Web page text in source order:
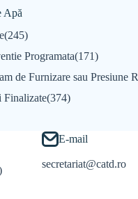
Apă
(245)
Programata(171)
Finalizate(374)
de Furnizare sau Presiune
E-mail
secretariat@catd.ro